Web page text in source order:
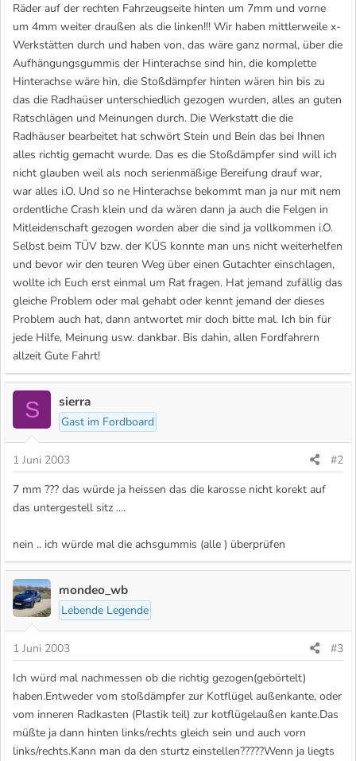
Räder auf der rechten Fahrzeugseite hinten um 7mm und vorne
um 4mm weiter draußen als die linken!!! Wir haben mittlerweile x-
Werkstätten durch und haben von, das wäre ganz normal, über die
Aufhängungsgummis der Hinterachse sind hin, die komplette
Hinterachse wäre hin, die Stoßdämpfer hinten wären hin bis zu
das die Radhaüser unterschiedlich gezogen wurden, alles an guten
Ratschlägen und Meinungen durch. Die Werkstatt die die
Radhäuser bearbeitet hat schwört Stein und Bein das bei Ihnen
alles richtig gemacht wurde. Das es die Stoßdämpfer sind will ich
nicht glauben weil als noch serienmäßige Bereifung drauf war,
war alles i.O. Und so ne Hinterachse bekommt man ja nur mit nem
ordentliche Crash klein und da wären dann ja auch die Felgen in
Mitleidenschaft gezogen worden aber die sind ja vollkommen i.O.
Selbst beim TÜV bzw. der KÜS konnte man uns nicht weiterhelfen
und bevor wir den teuren Weg über einen Gutachter einschlagen,
wollte ich Euch erst einmal um Rat fragen. Hat jemand zufällig das
gleiche Problem oder mal gehabt oder kennt jemand der dieses
Problem auch hat, dann antwortet mir doch bitte mal. Ich bin für
jede Hilfe, Meinung usw. dankbar. Bis dahin, allen Fordfahrern
allzeit Gute Fahrt!
S sierra
Gast im Fordboard
1 Juni 2003
#2
7 mm ??? das würde ja heissen das die karosse nicht korekt auf
das untergestell sitz ....
nein .. ich würde mal die achsgummis (alle ) überprüfen
mondeo_wb
Lebende Legende
1 Juni 2003
#3
Ich würd mal nachmessen ob die richtig gezogen(gebörtelt)
haben.Entweder vom stoßdämpfer zur Kotflügel außenkante, oder
vom inneren Radkasten (Plastik teil) zur kotflügelaußen kante.Das
müßte ja dann hinten links/rechts gleich sein und auch vorn
links/rechts.Kann man da den sturtz einstellen?????Wenn ja liegts